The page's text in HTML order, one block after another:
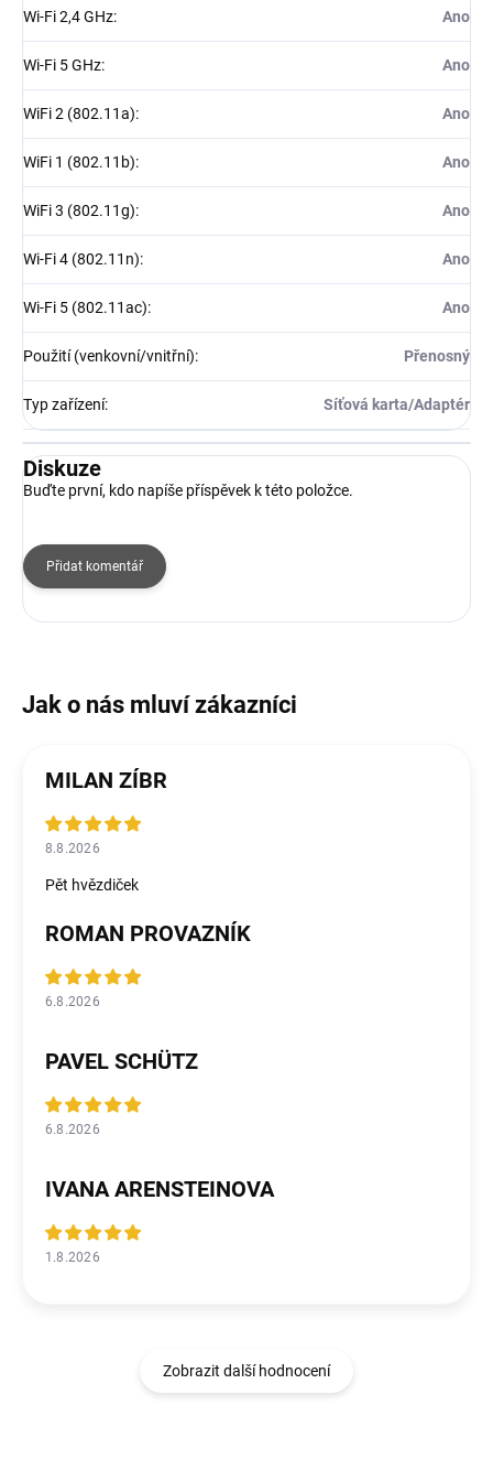
Wi-Fi 2,4 GHz: Ano
Wi-Fi 5 GHz: Ano
WiFi 2 (802.11a): Ano
WiFi 1 (802.11b): Ano
WiFi 3 (802.11g): Ano
Wi-Fi 4 (802.11n): Ano
Wi-Fi 5 (802.11ac): Ano
Použití (venkovní/vnitřní): Přenosný
Typ zařízení: Síťová karta/Adaptér
Diskuze
Buďte první, kdo napíše příspěvek k této položce.
Přidat komentář
MILAN ZÍBR
8.8.2026
Pět hvězdiček
ROMAN PROVAZNÍK
6.8.2026
PAVEL SCHÜTZ
6.8.2026
IVANA ARENSTEINOVA
1.8.2026
Zobrazit další hodnocení